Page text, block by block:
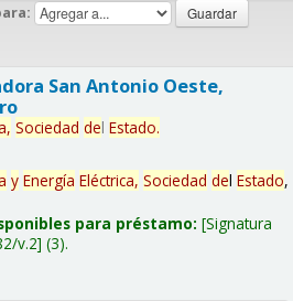
San Antonio Oeste,
Sociedad del Estado.
y Energía Eléctrica, Sociedad del Estado,
para préstamo: Signatura
v.2 (3).